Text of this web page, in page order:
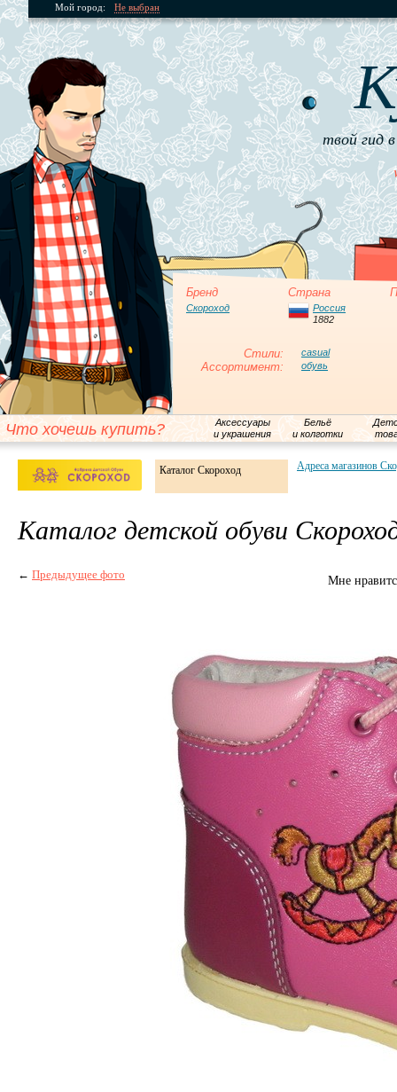
Мой город: Не выбран
твой гид
Бренд Страна
Скороход
Россия
1882
Стили: casual
Ассортимент: обувь
Что хочешь купить?
Аксессуары
и украшения
Бельё
и колготки
Каталог Скороход Адреса магазинов
Каталог детской обуви
← Предыдущее фото Мне